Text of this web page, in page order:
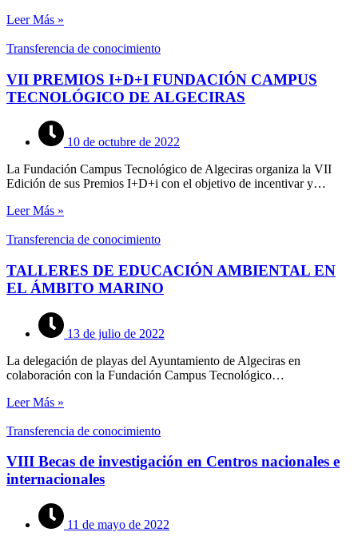
Leer Más »
Transferencia de conocimiento
VII PREMIOS I+D+I FUNDACIÓN CAMPUS
TECNOLÓGICO DE ALGECIRAS
10 de octubre de 2022
La Fundación Campus Tecnológico de Algeciras organiza la VII
Edición de sus Premios I+D+i con el objetivo de incentivar y…
Leer Más »
Transferencia de conocimiento
TALLERES DE EDUCACIÓN AMBIENTAL EN
EL ÁMBITO MARINO
13 de julio de 2022
La delegación de playas del Ayuntamiento de Algeciras en
colaboración con la Fundación Campus Tecnológico…
Leer Más »
Transferencia de conocimiento
VIII Becas de investigación en Centros nacionales e
internacionales
11 de mayo de 2022